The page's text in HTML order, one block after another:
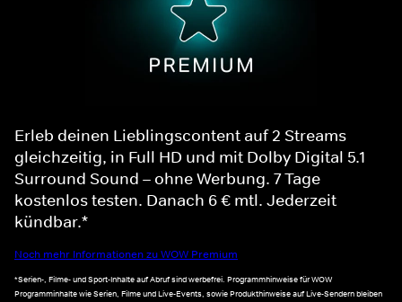
Erleb deinen Lieblingscontent auf 2 Streams
gleichzeitig, in Full HD und mit Dolby Digital 5.1
Surround Sound – ohne Werbung. 7 Tage
kostenlos testen. Danach 6 € mtl. Jederzeit
kündbar.*
Noch mehr Informationen zu WOW Premium
*Serien-, Filme- und Sport-Inhalte auf Abruf sind werbefrei. Programmhinweise für WOW
Programminhalte wie Serien, Filme und Live-Events, sowie Produkthinweise auf Live-Sendern bleiben